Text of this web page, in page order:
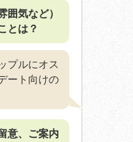
囲気など）
とは？
プルにオス
ート向けの
意、ご案内